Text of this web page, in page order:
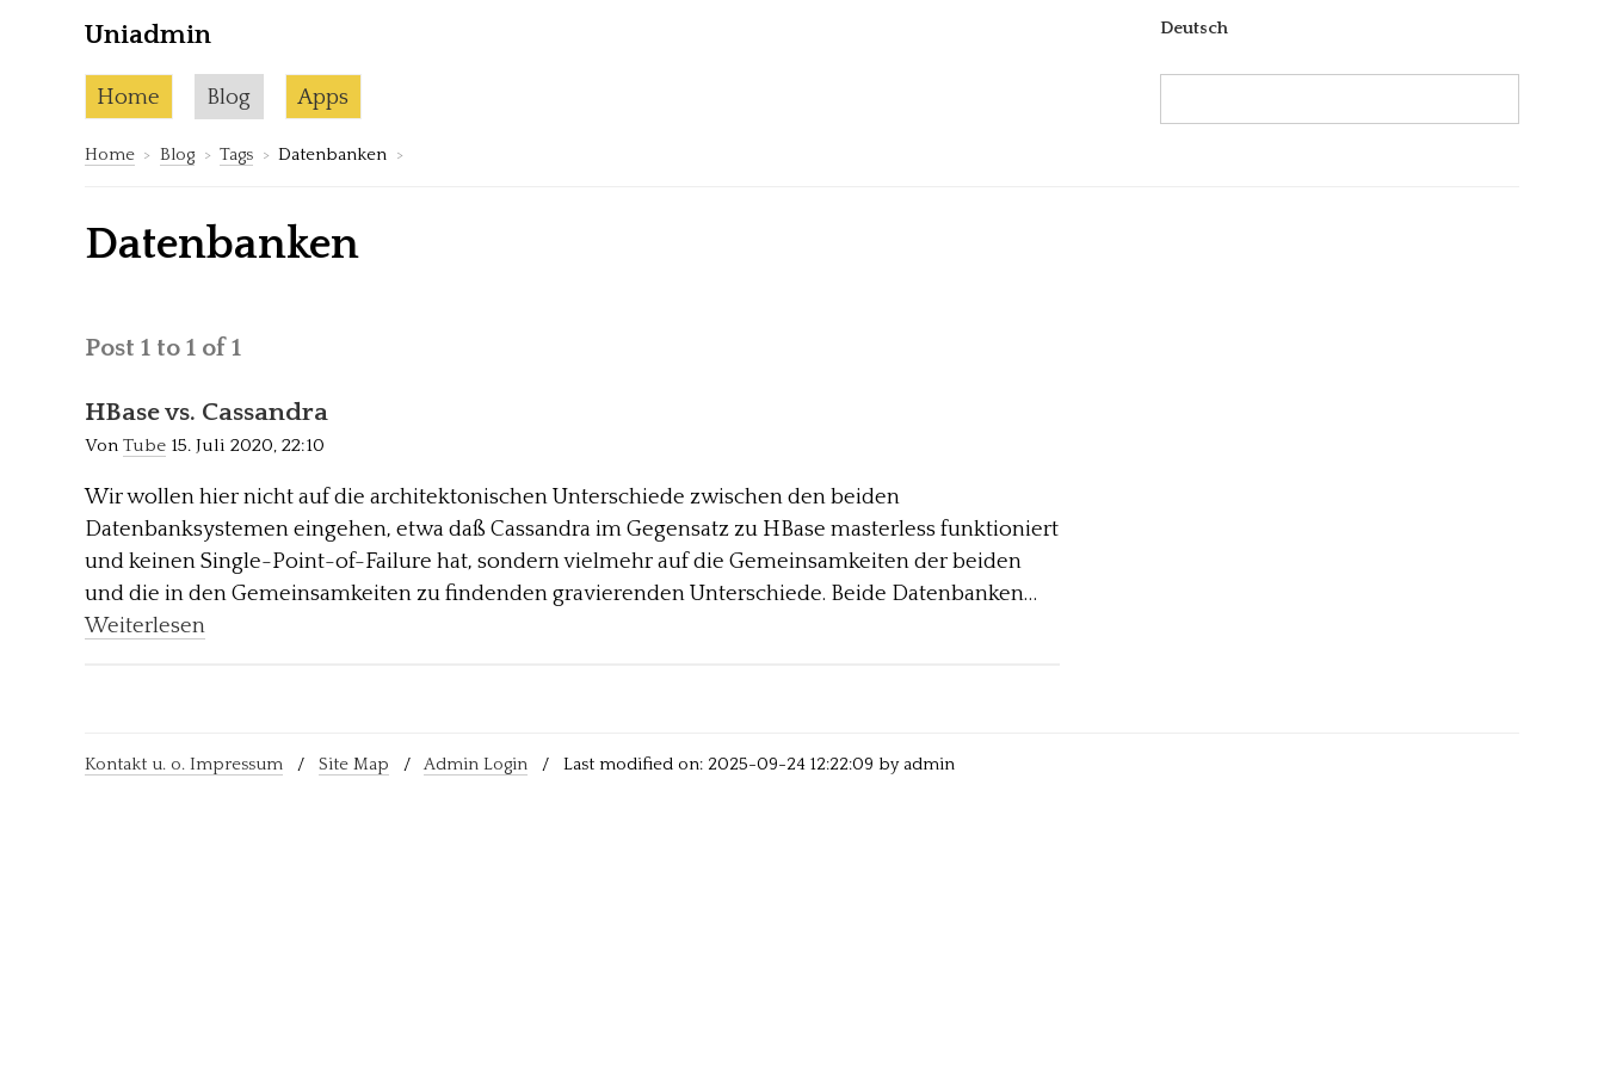
Uniadmin Deutsch
Skip to content
Home Current page:
Blog Apps
Home Blog Tags Datenbanken
Datenbanken
Post 1 to 1 of 1
HBase vs. Cassandra
VonTube 15. Juli 2020, 22:10
Wir wollen hier nicht auf die architektonischen Unterschiede zwischen den beiden
Datenbanksystemen eingehen, etwa daß Cassandra im Gegensatz zu HBase masterless funktioniert
und keinen Single-Point-of-Failure hat, sondern vielmehr auf die Gemeinsamkeiten der beiden
und die in den Gemeinsamkeiten zu findenden gravierenden Unterschiede. Beide Datenbanken…
Weiterlesen
Kontakt u. o. Impressum /Site Map /Admin Login / Last modified on: 2025-09-24 12:22:09 by admin